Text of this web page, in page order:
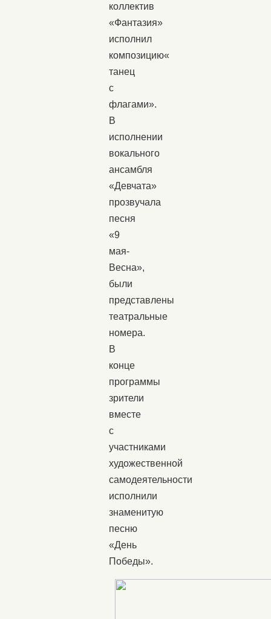
коллектив
«Фантазия»
исполнил
композицию«
танец
с
флагами».
В
исполнении
вокального
ансамбля
«Девчата»
прозвучала
песня
«9
мая-
Весна»,
были
представлены
театральные
номера.
В
конце
программы
зрители
вместе
с
участниками
художественной
самодеятельности
исполнили
знаменитую
песню
«День
Победы».